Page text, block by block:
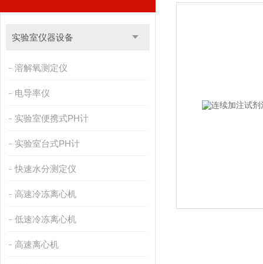
实验室仪器设备
溶解氧测定仪
电导率仪
实验室便携式PH计
实验室台式PH计
快速水分测定仪
高速冷冻离心机
低速冷冻离心机
高速离心机